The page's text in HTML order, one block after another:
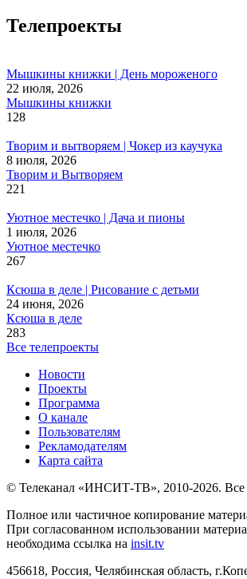
Телепроекты
Мышкины книжки | День мороженого
22 июля, 2026
Мышкины книжки
128
Творим и вытворяем | Чокер из каучука
8 июля, 2026
Творим и Вытворяем
221
Уютное местечко | Дача и пионы
1 июля, 2026
Уютное местечко
267
Ксюша в деле | Рисование с детьми
24 июня, 2026
Ксюша в деле
283
Все телепроекты
Новости
Проекты
Программа
О канале
Пользователям
Рекламодателям
Карта сайта
© Телеканал «ИНСИТ-ТВ», 2010-2026. Все
Полное или частичное копирование
При согласованном использовании
необходима ссылка на insit.tv
456618, Россия, Челябинская область,